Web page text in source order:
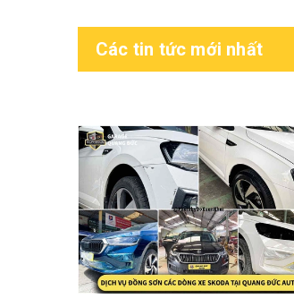
Các tin tức mới nhất